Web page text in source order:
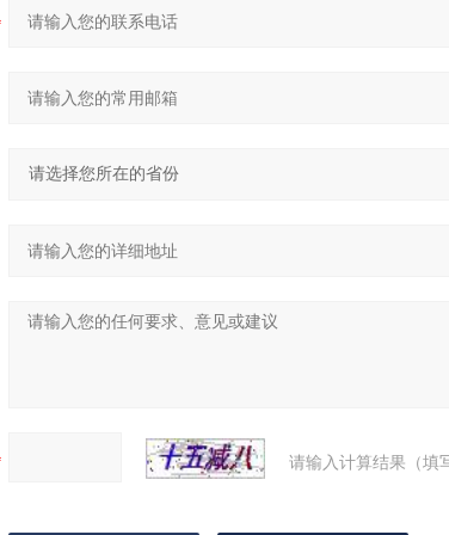
请输入计算结果（填